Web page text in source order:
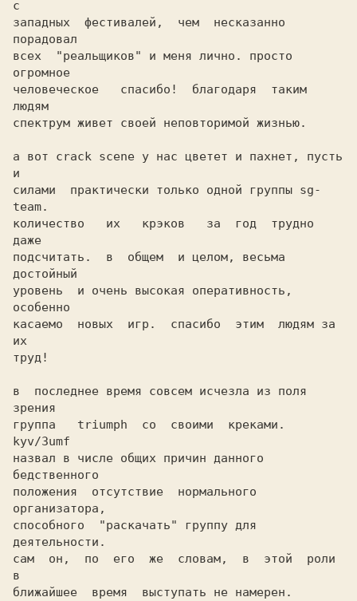
с
западных  фестивалей,  чем  несказанно
порадовал
всех  "реальщиков" и меня лично. просто
огромное
человеческое   спасибо!  благодаря  таким
людям
спектрум живет своей неповторимой жизнью.
а вот crack scene у нас цветет и пахнет, пусть
и
силами  практически только одной группы sg-
team.
количество   их   крэков   за  год  трудно
даже
подсчитать.  в  общем  и целом, весьма
достойный
уровень  и очень высокая оперативность,
особенно
касаемо  новых  игр.  спасибо  этим  людям за
их
труд!
в  последнее время совсем исчезла из поля
зрения
группа   triumph  со  своими  креками.
kyv/3umf
назвал в числе общих причин данного
бедственного
положения  отсутствие  нормального
организатора,
способного  "раскачать" группу для
деятельности.
сам  он,  по  его  же  словам,  в  этой  роли
в
ближайшее  время  выступать не намерен.